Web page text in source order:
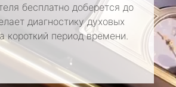
бесплатно доберется до
диагностику духовых
короткий период времени.